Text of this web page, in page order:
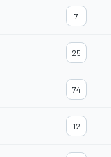
7
25
74
12